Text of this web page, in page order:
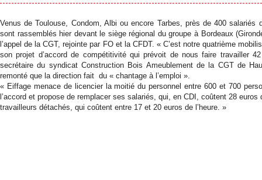
Venus de Toulouse, Condom, Albi ou encore Tarbes, près de 400
sont rassemblés hier devant le siège régional du groupe à Bordeaux
l’appel de la CGT, rejointe par FO et la CFDT. « C’est notre quatrième
son projet d’accord de compétitivité qui prévoit de nous faire travailler
secrétaire du syndicat Construction Bois Ameublement de la CGT de
remonté que la direction fait du « chantage à l’emploi ».
« Eiffage menace de licencier la moitié du personnel entre 600 et 700
l’accord et propose de remplacer ses salariés, qui, en CDI, coûtent 28 euros
travailleurs détachés, qui coûtent entre 17 et 20 euros de l’heure. »